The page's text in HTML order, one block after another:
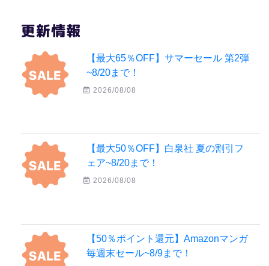
更新情報
【最大65％OFF】サマーセール 第2弾
~8/20まで！
2026/08/08
【最大50％OFF】白泉社 夏の割引フ
ェア~8/20まで！
2026/08/08
【50％ポイント還元】Amazonマンガ
毎週末セール~8/9まで！